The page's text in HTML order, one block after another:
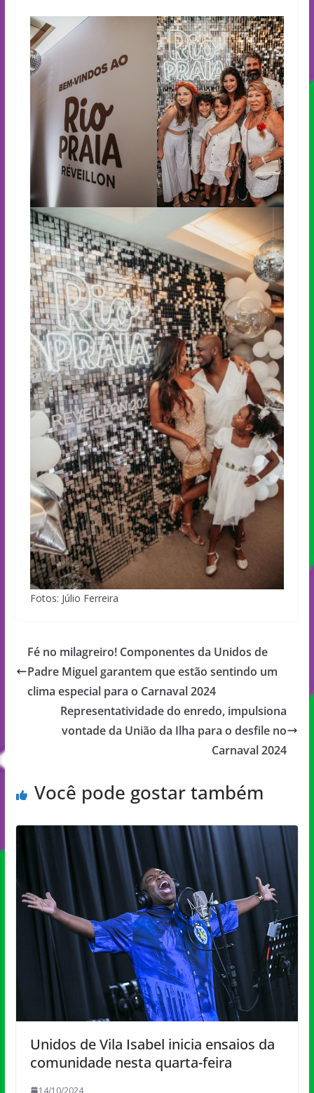
Fotos: Júlio Ferreira
Fé no milagreiro! Componentes da Unidos de
Padre Miguel garantem que estão sentindo um
clima especial para o Carnaval 2024
Representatividade do enredo, impulsiona
vontade da União da Ilha para o desfile no
Carnaval 2024
Você pode gostar também
Unidos de Vila Isabel inicia ensaios da
comunidade nesta quarta-feira
14/10/2024